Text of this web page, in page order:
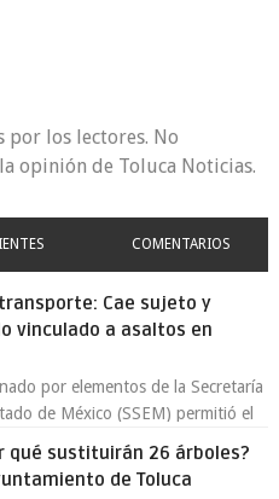
por los lectores. No
opinión de Toluca Noticias.
COMENTARIOS
Cae sujeto y
vinculado a asaltos en
por elementos de la Secretaría
de México (SSEM) permitió el
qué sustituirán 26 árboles?
de Toluca